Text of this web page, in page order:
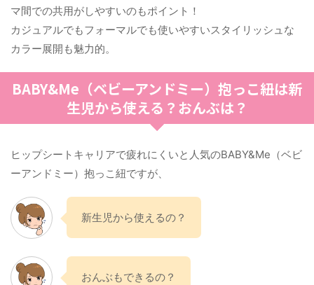
マ間での共用がしやすいのもポイント！
カジュアルでもフォーマルでも使いやすいスタイリッシュな
カラー展開も魅力的。
BABY&Me（ベビーアンドミー）抱っこ紐は新
生児から使える？おんぶは？
ヒップシートキャリアで疲れにくいと人気のBABY&Me（ベビ
ーアンドミー）抱っこ紐ですが、
新生児から使えるの？
おんぶもできるの？